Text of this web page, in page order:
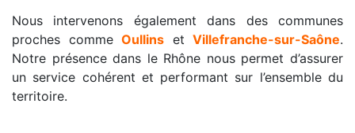
Nous intervenons également dans des communes
proches comme Oullins et Villefranche-sur-Saône.
Notre présence dans le Rhône nous permet d’assurer
un service cohérent et performant sur l’ensemble du
territoire.